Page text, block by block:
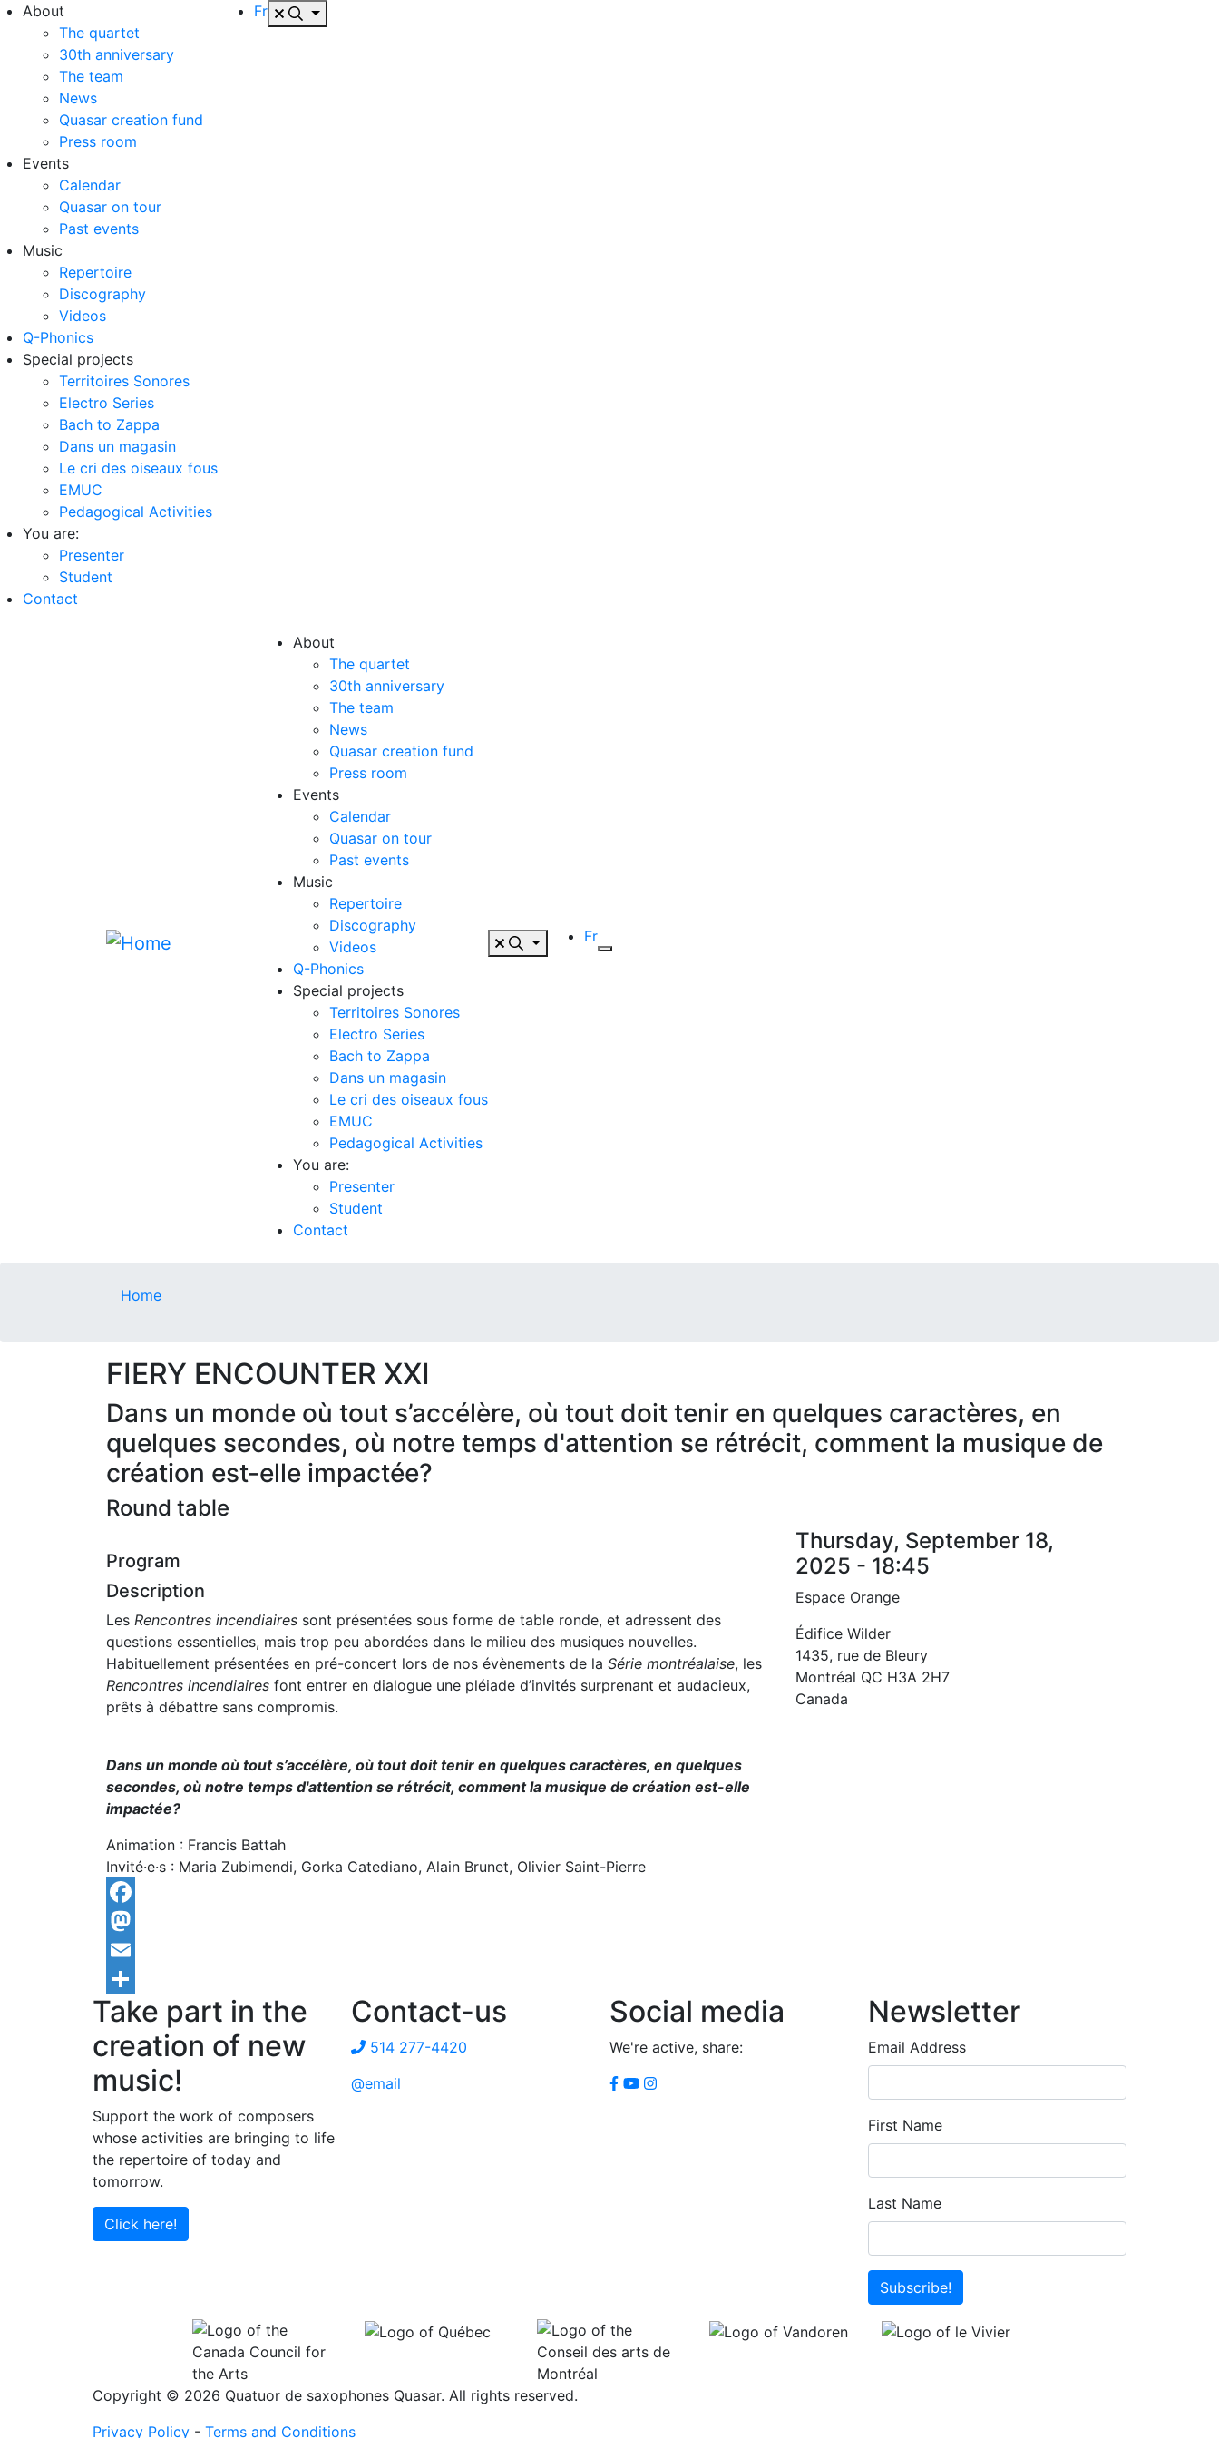
About
The quartet
30th anniversary
The team
News
Quasar creation fund
Press room
Events
Calendar
Quasar on tour
Past events
Music
Repertoire
Discography
Videos
Q-Phonics
Special projects
Territoires Sonores
Electro Series
Bach to Zappa
Dans un magasin
Le cri des oiseaux fous
EMUC
Pedagogical Activities
You are:
Presenter
Student
Contact
Fr
About
The quartet
30th anniversary
The team
News
Quasar creation fund
Press room
Events
Calendar
Quasar on tour
Past events
Music
Repertoire
Discography
Videos
Q-Phonics
Special projects
Territoires Sonores
Electro Series
Bach to Zappa
Dans un magasin
Le cri des oiseaux fous
EMUC
Pedagogical Activities
You are:
Presenter
Student
Contact
Fr
Home
FIERY ENCOUNTER XXI
Dans un monde où tout s’accélère, où tout doit tenir en quelques caractères, en
quelques secondes, où notre temps d'attention se rétrécit, comment la musique de
création est-elle impactée?
Round table
Program
Description
Les Rencontres incendiaires sont présentées sous forme de table ronde, et adressent des
questions essentielles, mais trop peu abordées dans le milieu des musiques nouvelles.
Habituellement présentées en pré-concert lors de nos évènements de la Série montréalaise, les
Rencontres incendiaires font entrer en dialogue une pléiade d’invités surprenant et audacieux,
prêts à débattre sans compromis.
Dans un monde où tout s’accélère, où tout doit tenir en quelques caractères, en quelques
secondes, où notre temps d'attention se rétrécit, comment la musique de création est-elle
impactée?
Animation : Francis Battah
Invité·e·s : Maria Zubimendi, Gorka Catediano, Alain Brunet, Olivier Saint-Pierre
Thursday, September 18,
2025 - 18:45
Espace Orange
Édifice Wilder
1435, rue de Bleury
Montréal QC H3A 2H7
Canada
Facebook
Mastodon
Email
Share
Take part in the
creation of new
music!
Support the work of composers
whose activities are bringing to life
the repertoire of today and
tomorrow.
Click here!
Contact-us
514 277-4420
@email
Social media
We're active, share:
Newsletter
Email Address
First Name
Last Name
Subscribe!
Copyright © 2026 Quatuor de saxophones Quasar. All rights reserved.
Privacy Policy - Terms and Conditions